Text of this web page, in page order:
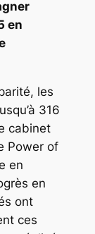
en
les
316
cabinet
Power of
en
en
ont
ces